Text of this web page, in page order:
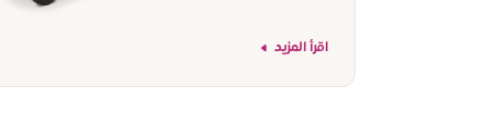
اقرأ المزيد